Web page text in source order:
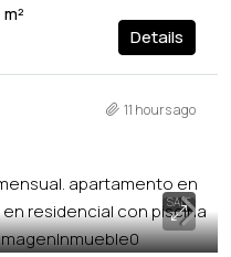
m²
Details
11 hours ago
SALE